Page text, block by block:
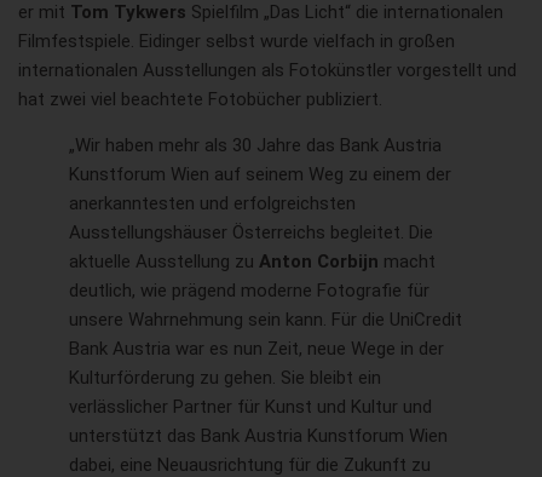
er mit Tom Tykwers Spielfilm „Das Licht“ die internationalen
Filmfestspiele. Eidinger selbst wurde vielfach in großen
internationalen Ausstellungen als Fotokünstler vorgestellt und
hat zwei viel beachtete Fotobücher publiziert.
„Wir haben mehr als 30 Jahre das Bank Austria
Kunstforum Wien auf seinem Weg zu einem der
anerkanntesten und erfolgreichsten
Ausstellungshäuser Österreichs begleitet. Die
aktuelle Ausstellung zu Anton Corbijn macht
deutlich, wie prägend moderne Fotografie für
unsere Wahrnehmung sein kann. Für die UniCredit
Bank Austria war es nun Zeit, neue Wege in der
Kulturförderung zu gehen. Sie bleibt ein
verlässlicher Partner für Kunst und Kultur und
unterstützt das Bank Austria Kunstforum Wien
dabei, eine Neuausrichtung für die Zukunft zu